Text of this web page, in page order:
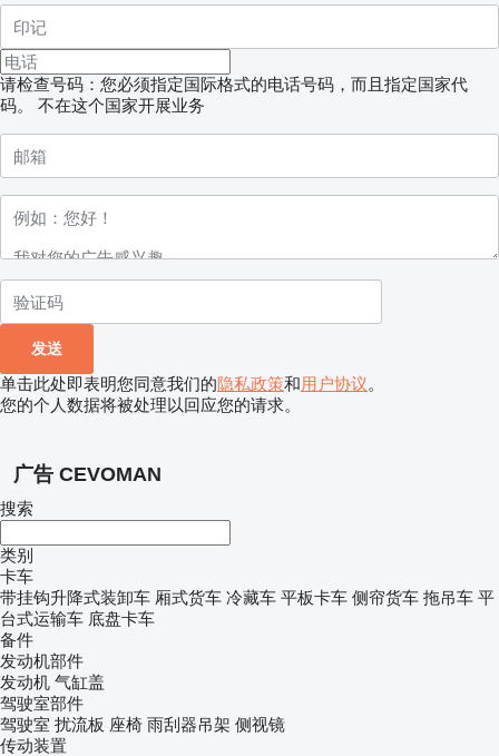
请检查号码：您必须指定国际格式的电话号码，而且指定国家代
码。
不在这个国家开展业务
单击此处即表明您同意我们的隐私政策和用户协议。
您的个人数据将被处理以回应您的请求。
广告 CEVOMAN
搜索
类别
卡车
带挂钩升降式装卸车 厢式货车 冷藏车 平板卡车 侧帘货车 拖吊车 平
台式运输车 底盘卡车
备件
发动机部件
发动机 气缸盖
驾驶室部件
驾驶室 扰流板 座椅 雨刮器吊架 侧视镜
传动装置